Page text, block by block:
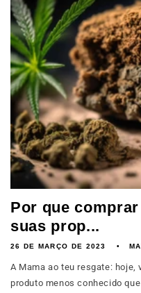
Por que
suas prop...
26 DE MARÇO DE 2023
A Mama ao teu resgate: hoje,
produto menos conhecido